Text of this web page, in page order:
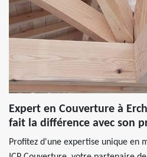
Expert en Couverture à
fait la différence avec son
Profitez d'une expertise unique en